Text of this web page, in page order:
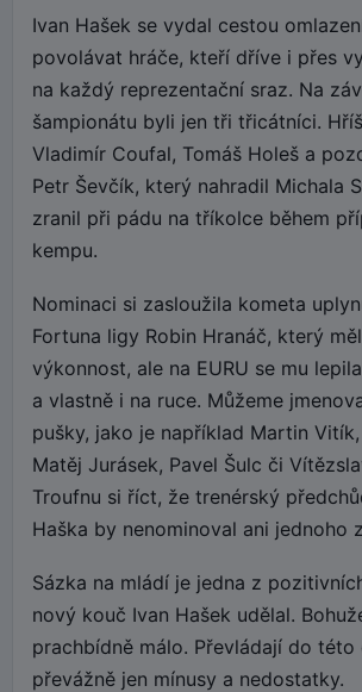
Ivan Hašek se vydal cestou
povolávat hráče, kteří dříve i přes
na každý reprezentační sraz. Na
šampionátu byli jen tři třicátníci.
Vladimír Coufal, Tomáš Holeš a
Petr Ševčík, který nahradil Michala
zranil při pádu na tříkolce během
kempu.
Nominaci si zasloužila kometa
Fortuna ligy Robin Hranáč, který
výkonnost, ale na EURU se mu
a vlastně i na ruce. Můžeme
pušky, jako je například Martin
Matěj Jurásek, Pavel Šulc či
Troufnu si říct, že trenérský
Haška by nenominoval ani jednoho
Sázka na mládí je jedna z
nový kouč Ivan Hašek udělal.
prachbídně málo. Převládají do této
převážně jen mínusy a nedostatky.